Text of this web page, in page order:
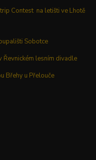
Contest na letišti ve Lhotě
Sobotce
Řevnickém lesním divadle
Břehy u Přelouče